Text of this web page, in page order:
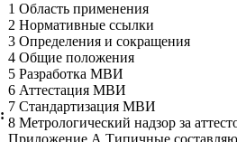
1 Область применения
2 Нормативные ссылки
3 Определения и сокращения
4 Общие положения
5 Разработка МВИ
6 Аттестация МВИ
7 Стандартизация МВИ
8 Метрологический надзор за